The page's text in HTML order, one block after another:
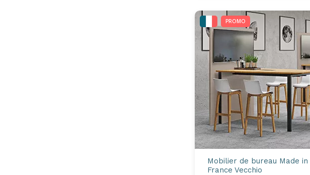
PROMO
Mobilier de bureau Made in
France Vecchio